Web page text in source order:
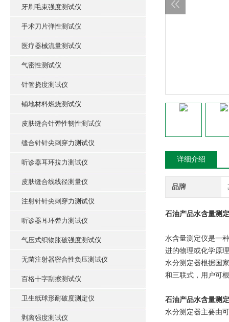
牙刷毛束强度测试仪
手术刀片弹性测试仪
医疗器械流量测试仪
气密性测试仪
针管挠度测试仪
铺地材料燃烧测试仪
皮肤缝合针弹性韧性测试仪
缝合针针尖刺穿力测试仪
听诊器耳环拉力测试仪
皮肤缝合线线径测量仪
注射针针尖刺穿力测试仪
听诊器耳环弹力测试仪
气压式织物胀破强度测试仪
无菌注射器密合性负压测试仪
百格十字刮擦测试仪
卫生纸球形耐破度测定仪
剥离强度测试仪
详细介绍
品牌
石油产品水含量测
水含量测定仪是一
进的物理或化学原
水分测定器根据国
和三联式，用户可
石油产品水含量测
水分测定器主要由